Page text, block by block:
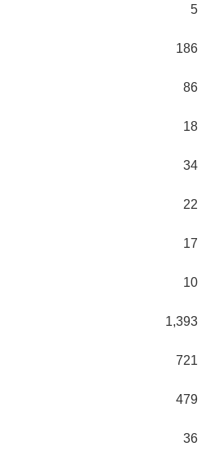
5
186
86
18
34
22
17
10
1,393
721
479
36